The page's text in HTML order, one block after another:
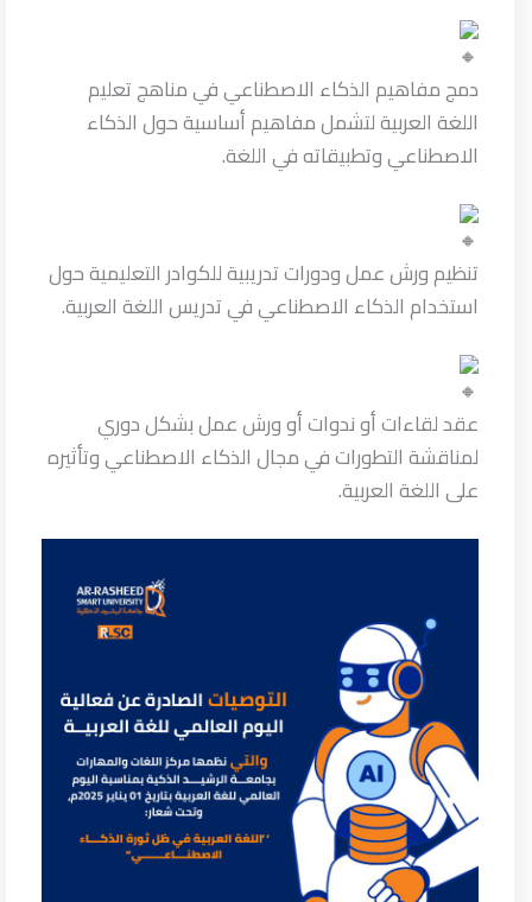
دمج مفاهيم الذكاء الاصطناعي في مناهج تعليم
اللغة العربية لتشمل مفاهيم أساسية حول الذكاء
الاصطناعي وتطبيقاته في اللغة.
تنظيم ورش عمل ودورات تدريبية للكوادر التعليمية حول
استخدام الذكاء الاصطناعي في تدريس اللغة العربية.
عقد لقاءات أو ندوات أو ورش عمل بشكل دوري
لمناقشة التطورات في مجال الذكاء الاصطناعي وتأثيره
على اللغة العربية.